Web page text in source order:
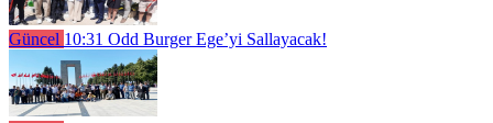
Güncel 10:31 Odd Burger Ege’yi Sallayacak!